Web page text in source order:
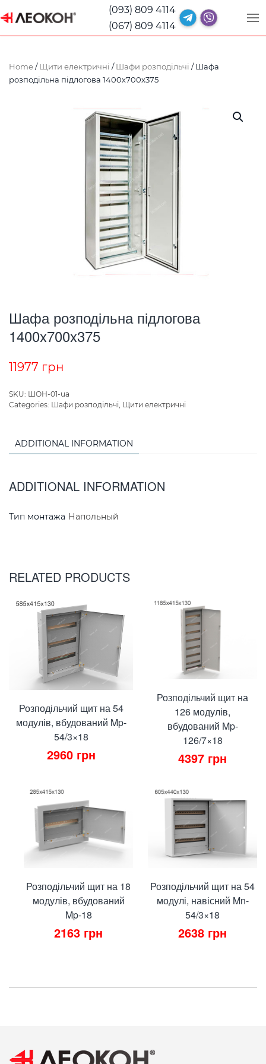
(093) 809 4114
(067) 809 4114
Home/Щити електричні /Шафи розподільчі / Шафа
розподільна підлогова 1400x700x375
Шафа розподільна підлогова
1400x700x375
11977 грн
SKU: ШОН-01-ua
Categories: Шафи розподільчі Щити електричні
ADDITIONAL INFORMATION
ADDITIONAL INFORMATION
Тип монтажа Напольный
RELATED PRODUCTS
Розподільчий щит на 54
модулів, вбудований Mp-
54/3×18
2960 грн
Розподільчий щит на
126 модулів,
вбудований Mp-
126/7×18
4397 грн
Розподільчий щит на 18
модулів, вбудований
Mp-18
2163 грн
Розподільчий щит на 54
модулі, навісний Mn-
54/3×18
2638 грн